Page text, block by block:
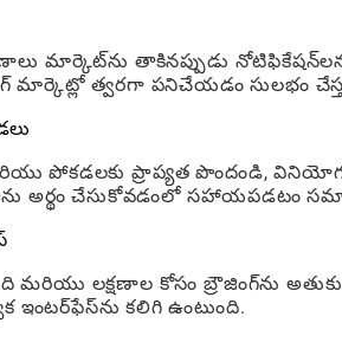
మార్కెట్‌ను తాకినప్పుడు
త్వరగా పనిచేయడం సులభం
పోకడలకు ప్రాప్యత పొందండి,
అర్థం చేసుకోవడంలో సహాయపడటం
మరియు లక్షణాల కోసం బ్రౌజింగ్‌ను
కలిగి ఉంటుంది.